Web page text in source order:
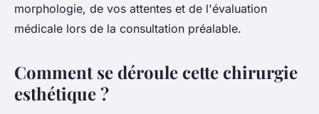
morphologie, de vos attentes et de l'évaluation
médicale lors de la consultation préalable.
Comment se déroule cette chirurgie
esthétique ?